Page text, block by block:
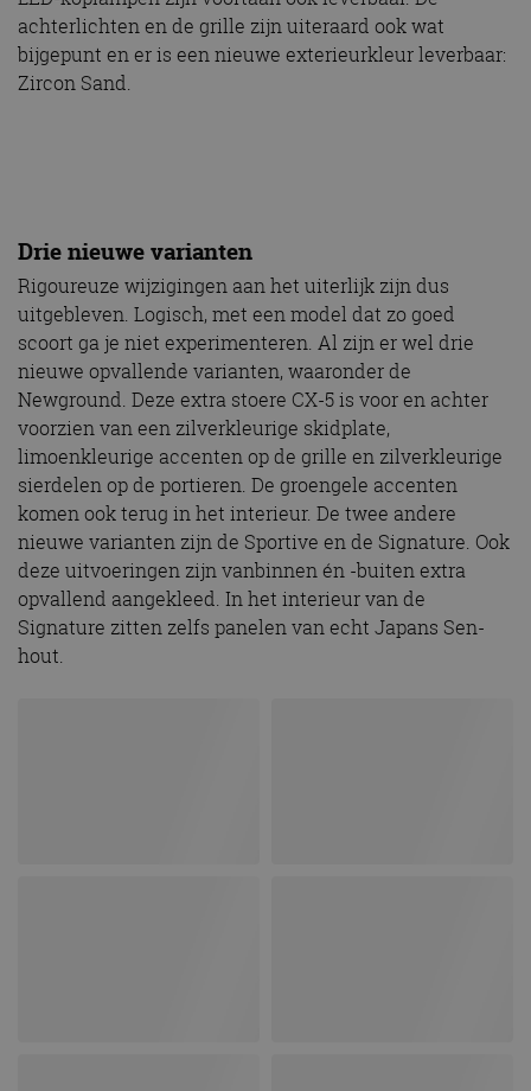
achterlichten en de grille zijn uiteraard ook wat
bijgepunt en er is een nieuwe exterieurkleur leverbaar:
Zircon Sand.
Drie nieuwe varianten
Rigoureuze wijzigingen aan het uiterlijk zijn dus
uitgebleven. Logisch, met een model dat zo goed
scoort ga je niet experimenteren. Al zijn er wel drie
nieuwe opvallende varianten, waaronder de
Newground. Deze extra stoere CX-5 is voor en achter
voorzien van een zilverkleurige skidplate,
limoenkleurige accenten op de grille en zilverkleurige
sierdelen op de portieren. De groengele accenten
komen ook terug in het interieur. De twee andere
nieuwe varianten zijn de Sportive en de Signature. Ook
deze uitvoeringen zijn vanbinnen én -buiten extra
opvallend aangekleed. In het interieur van de
Signature zitten zelfs panelen van echt Japans Sen-
hout.